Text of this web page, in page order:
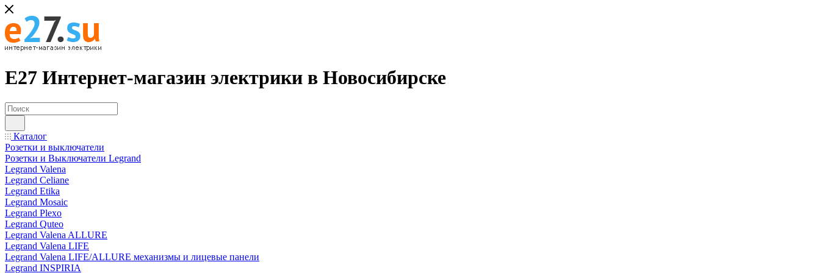
Е27 Интернет-магазин электрики в Новосибирске
Каталог
Розетки и выключатели
Розетки и Выключатели Legrand
Legrand Valena
Legrand Celiane
Legrand Etika
Legrand Mosaic
Legrand Plexo
Legrand Quteo
Legrand Valena ALLURE
Legrand Valena LIFE
Legrand Valena LIFE/ALLURE механизмы и лицевые панели
Legrand INSPIRIA